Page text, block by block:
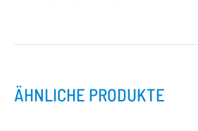
ÄHNLICHE PRODUKTE